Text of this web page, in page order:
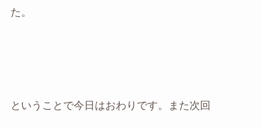
た。
ということで今日はおわりです。また次回